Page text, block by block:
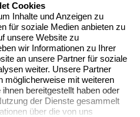
Kontakt
Zahlung & Versand
Widerruf & Rückgabe
Cookies
Inhalte und Anzeigen zu
für soziale Medien anbieten zu
unsere Website zu
wir Informationen zu Ihrer
an unsere Partner für soziale
weiter. Unsere Partner
möglicherweise mit weiteren
bereitgestellt haben oder
der Dienste gesammelt
über die von uns